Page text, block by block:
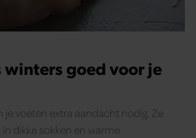
winters goed voor je
je voeten extra aandacht nodig. Ze
dikke sokken en warme